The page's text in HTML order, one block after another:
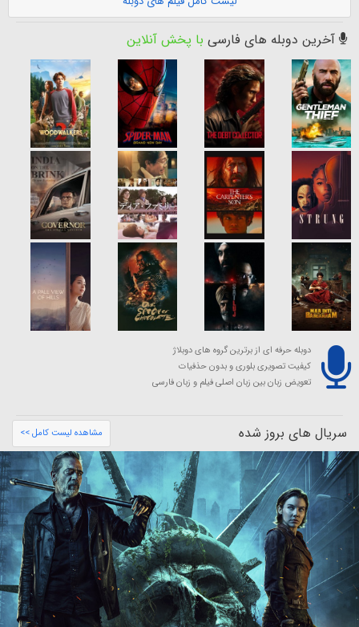
آخرین دوبله های فارسی با پخش آنلاین
دوبله حرفه ای از برترین گروه های دوبلاژ
کیفیت تصویری بلوری و بدون حذفیات
تعویض زبان بین زبان اصلی فیلم و زبان فارسی
سریال های بروز شده مشاهده لیست کامل >>